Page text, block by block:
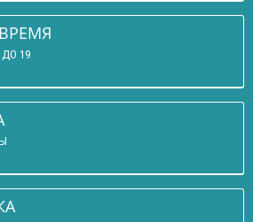
19